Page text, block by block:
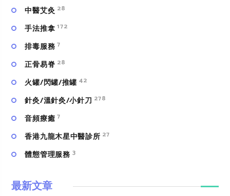
中醫艾灸 28
手法推拿 172
排毒服務 7
正骨易脊 28
火罐/閃罐/推罐 42
針灸/溫針灸/小針刀 278
⾳頻療癒 7
香港九龍木星中醫診所 27
體態管理服務 3
最新文章